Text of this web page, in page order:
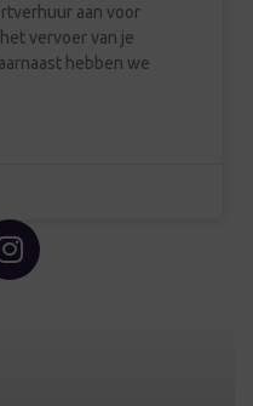
aan voor
vervoer van je
hebben we